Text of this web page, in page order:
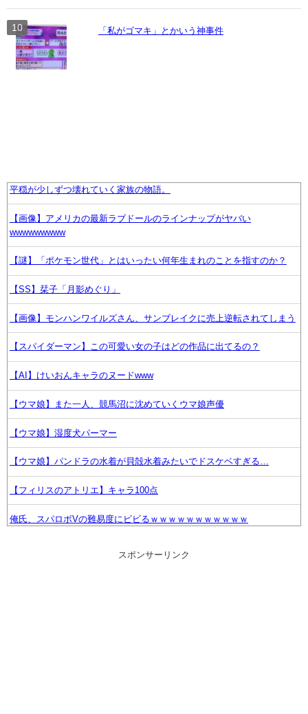
「私がゴマキ」とかいう神事件
平穏が少しずつ壊れていく家族の物語。
【画像】アメリカの最新ラブドールのラインナップがヤバい
wwwwwwwww
【謎】「ポケモン世代」とはいったい何年生まれのことを指すのか？
【SS】栞子「月影めぐり」
【画像】モンハンワイルズさん、サンブレイクに売上逆転されてしまう
【スパイダーマン】この可愛い女の子はどの作品に出てるの？
【AI】けいおんキャラのヌードwww
【ウマ娘】また一人、競馬沼に沈めていくウマ娘声優
【ウマ娘】湿度犬パーマー
【ウマ娘】パンドラの水着が貝殻水着みたいでドスケベすぎる…
【フィリスのアトリエ】キャラ100点
俺氏、スパロボVの難易度にビビるｗｗｗｗｗｗｗｗｗｗｗ
スポンサーリンク